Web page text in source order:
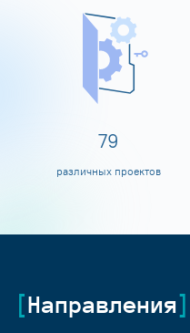
80
различных проектов
Направления